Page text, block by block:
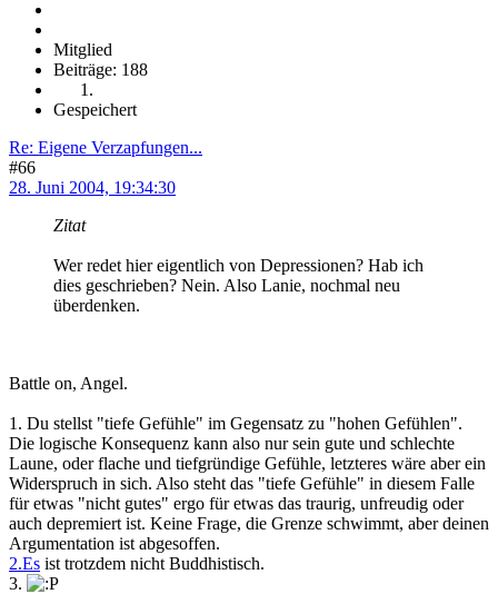
Mitglied
Beiträge: 188
Gespeichert
Re: Eigene Verzapfungen...
#66
28. Juni 2004, 19:34:30
Zitat
Wer redet hier eigentlich von Depressionen? Hab ich
dies geschrieben? Nein. Also Lanie, nochmal neu
überdenken.
Battle on, Angel.
1. Du stellst "tiefe Gefühle" im Gegensatz zu "hohen Gefühlen".
Die logische Konsequenz kann also nur sein gute und schlechte
Laune, oder flache und tiefgründige Gefühle, letzteres wäre aber ein
Widerspruch in sich. Also steht das "tiefe Gefühle" in diesem Falle
für etwas "nicht gutes" ergo für etwas das traurig, unfreudig oder
auch depremiert ist. Keine Frage, die Grenze schwimmt, aber deinen
Argumentation ist abgesoffen.
2.Es ist trotzdem nicht Buddhistisch.
3.